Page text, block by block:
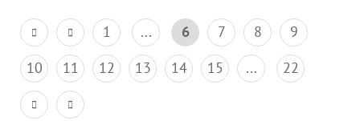
1 ... 6 7 8
9
10
11 12 13 14 15 ... 22